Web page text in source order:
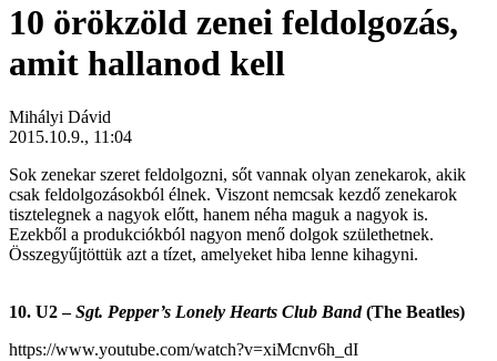
10 örökzöld zenei feldolgozás,
amit hallanod kell
Mihályi Dávid
2015.10.9., 11:04
Sok zenekar szeret feldolgozni, sőt vannak olyan zenekarok, akik
csak feldolgozásokból élnek. Viszont nemcsak kezdő zenekarok
tisztelegnek a nagyok előtt, hanem néha maguk a nagyok is.
Ezekből a produkciókból nagyon menő dolgok születhetnek.
Összegyűjtöttük azt a tízet, amelyeket hiba lenne kihagyni.
10. U2 –Sgt. Pepper’s Lonely Hearts Club Band(The Beatles)
https://www.youtube.com/watch?v=xiMcnv6h_dI